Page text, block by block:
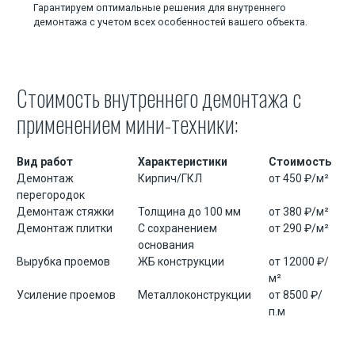
Аренда гусеничного экскаватора с гидроножницами
Гарантируем оптимальные решения для внутреннего
демонтажа с учетом всех особенностей вашего объекта.
Стоимость внутреннего демонтажа с
применением мини-техники:
Вид работ Характеристики
Стоимость
Демонтаж
перегородок
Кирпич/ГКЛ от 450 ₽/м²
Демонтаж стяжки Толщина до 100 мм
от 380 ₽/м²
Демонтаж плитки
С сохранением
основания
от 290 ₽/м²
Вырубка проемов ЖБ конструкции
от 12000 ₽/
м²
Усиление проемов
Металлоконструкции
от 8500 ₽/
п.м